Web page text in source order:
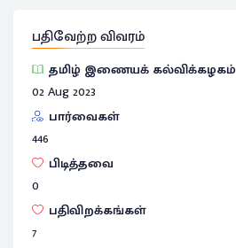
பதிவேற்ற விவரம்
தமிழ் இணையக் கல்விக்கழகம்
02 Aug 2023
பார்வைகள்
446
பிடித்தவை
0
பதிவிறக்கங்கள்
7